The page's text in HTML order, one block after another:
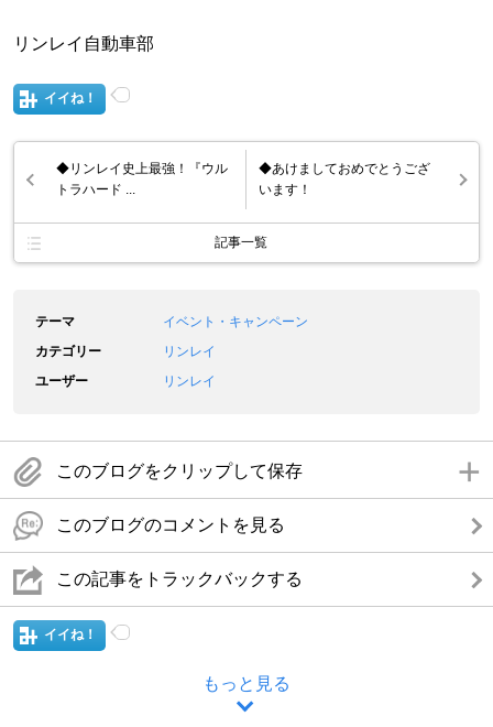
リンレイ自動車部
イイね！
◆リンレイ史上最強！『ウル
トラハード ...
◆あけましておめでとうござ
います！
記事一覧
テーマ
イベント・キャンペーン
カテゴリー
リンレイ
ユーザー
リンレイ
このブログをクリップして保存
このブログのコメントを見る
この記事をトラックバックする
イイね！
もっと見る